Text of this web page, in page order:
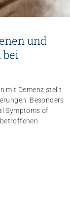
mit
und
bei
mit Demenz stellt
Besonders
Symptoms of